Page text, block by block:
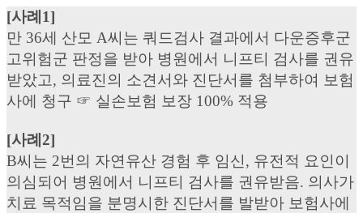
[사례1]
만 36세 산모 A씨는 쿼드검사 결과에서 다운증후군
고위험군 판정을 받아 병원에서 니프티 검사를 권유
받았고, 의료진의 소견서와 진단서를 첨부하여 보험
사에 청구 ☞ 실손보험 보장 100% 적용
[사례2]
B씨는 2번의 자연유산 경험 후 임신, 유전적 요인이
의심되어 병원에서 니프티 검사를 권유받음. 의사가
치료 목적임을 분명시한 진단서를 발받아 보험사에